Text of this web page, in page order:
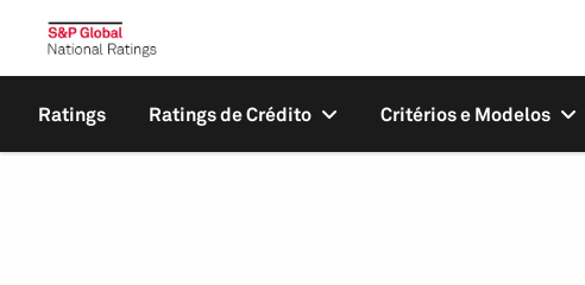
Ratings Ratings de Crédito Critérios e Modelos